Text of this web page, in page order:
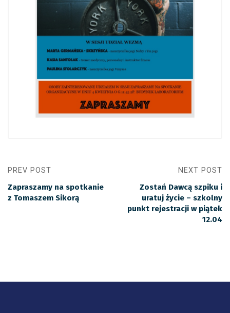
PREV POST
Zapraszamy na spotkanie
z Tomaszem Sikorą
NEXT POST
Zostań Dawcą szpiku i
uratuj życie – szkolny
punkt rejestracji w piątek
12.04